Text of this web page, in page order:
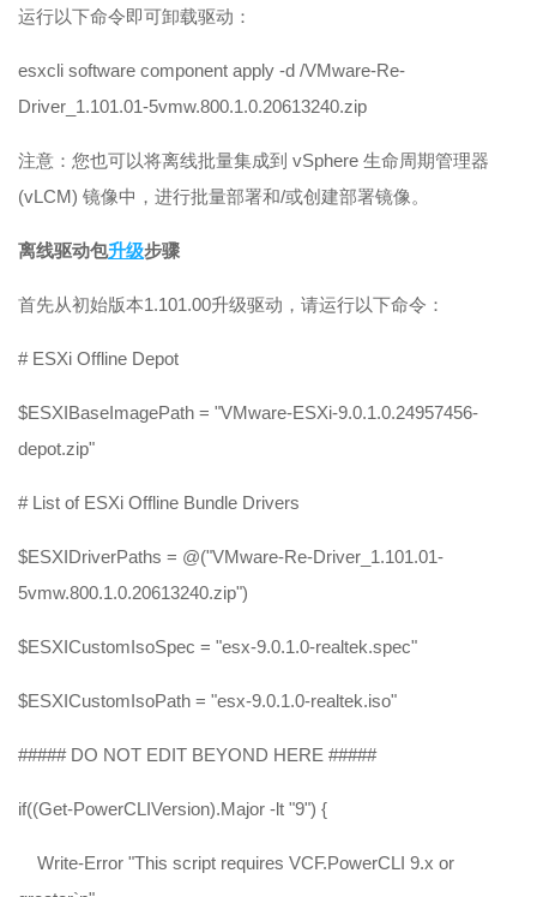
运行以下命令即可卸载驱动：
esxcli software component apply -d /VMware-Re-
Driver_1.101.01-5vmw.800.1.0.20613240.zip
注意：您也可以将离线批量集成到 vSphere 生命周期管理器
(vLCM) 镜像中，进行批量部署和/或创建部署镜像。
离线驱动包升级步骤
首先从初始版本1.101.00升级驱动，请运行以下命令：
# ESXi Offline Depot
$ESXIBaseImagePath = "VMware-ESXi-9.0.1.0.24957456-
depot.zip"
# List of ESXi Offline Bundle Drivers
$ESXIDriverPaths = @("VMware-Re-Driver_1.101.01-
5vmw.800.1.0.20613240.zip")
$ESXICustomIsoSpec = "esx-9.0.1.0-realtek.spec"
$ESXICustomIsoPath = "esx-9.0.1.0-realtek.iso"
##### DO NOT EDIT BEYOND HERE #####
if((Get-PowerCLIVersion).Major -lt "9") {
Write-Error "This script requires VCF.PowerCLI 9.x or